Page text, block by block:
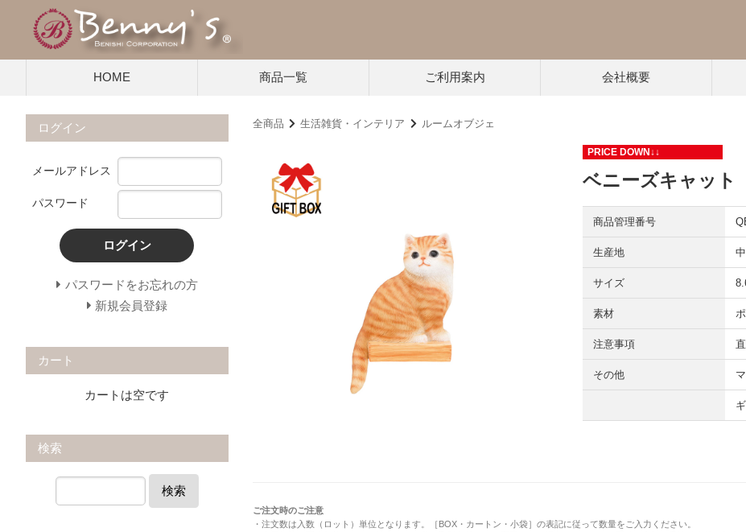
HOME 商品一覧 ご利用案内 会社概要
全商品 生活雑貨・インテリア ルームオブジェ
PRICE DOWN↓↓
ベニーズキャット
商品管理番号
生産地
サイズ
素材
注意事項
その他
ご注文時のご注意
・注文数は入数（ロット）単位となります。［BOX・カートン・小袋］の表記に従って数量をご入力ください。
ログイン
メールアドレス
パスワード
ログイン
パスワードをお忘れの方
新規会員登録
カート
カートは空です
検索
検索